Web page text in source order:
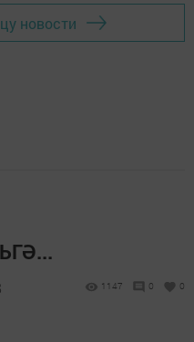
новости
1147 0 0